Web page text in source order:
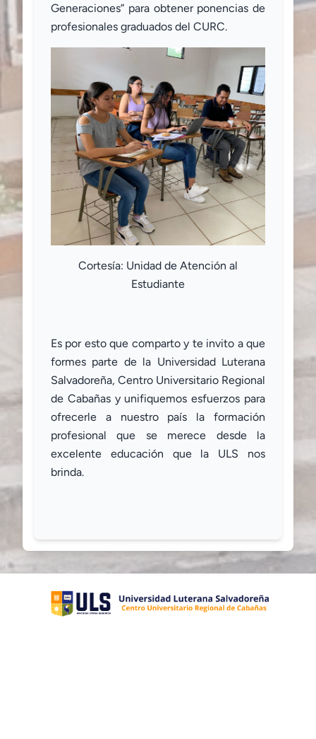
Generaciones” para obtener ponencias de
profesionales graduados del CURC.
Cortesía: Unidad de Atención al
Estudiante
Es por esto que comparto y te invito a que
formes parte de la Universidad Luterana
Salvadoreña, Centro Universitario Regional
de Cabañas y unifiquemos esfuerzos para
ofrecerle a nuestro país la formación
profesional que se merece desde la
excelente educación que la ULS nos
brinda.